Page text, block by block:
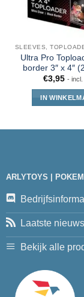
Ultra Pro
border 3″ x 4″
€3,95 - incl.
IN
ARLYTOYS |
Laatste
Bekijk alle